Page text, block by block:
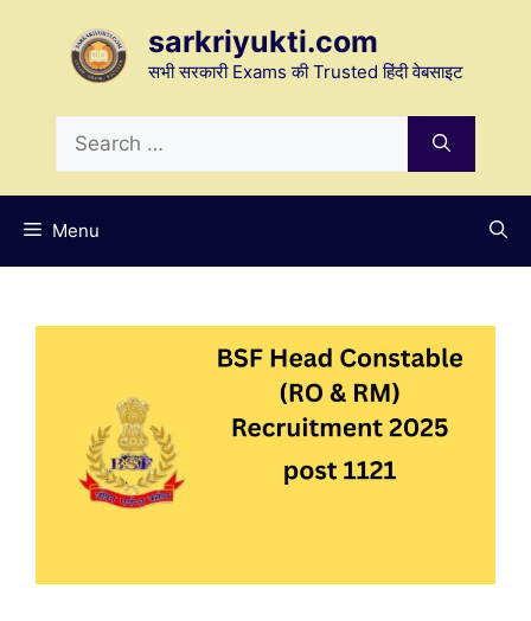
sarkriyukti.com
सभी सरकारी Exams की Trusted हिंदी वेबसाइट
for:
Menu